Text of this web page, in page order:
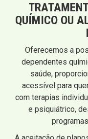
QUÍMICO OU
Oferecemos a
dependentes
saúde,
acessível para
com terapias
e psiquiátrico,